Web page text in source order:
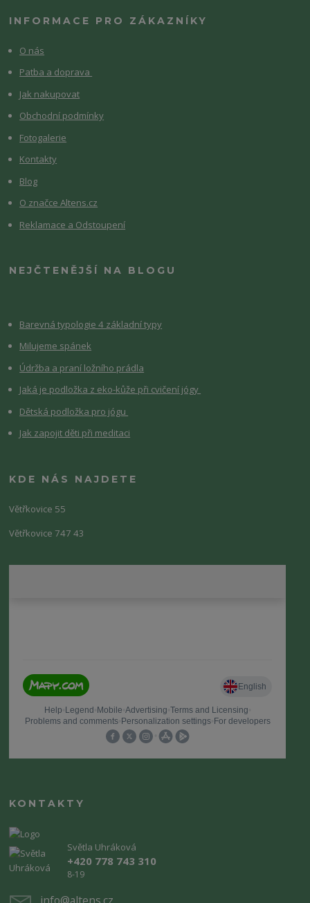
INFORMACE PRO ZÁKAZNÍKY
O nás
Patba a doprava
Jak nakupovat
Obchodní podmínky
Fotogalerie
Kontakty
Blog
O značce Altens.cz
Reklamace a Odstoupení
NEJČTENĚJŠÍ NA BLOGU
Barevná typologie 4 základní typy
Milujeme spánek
Údržba a praní ložního prádla
Jaká je podložka z eko-kůže při cvičení jógy
Dětská podložka pro jógu
Jak zapojit děti při meditaci
KDE NÁS NAJDETE
Větřkovice 55
Větřkovice 747 43
KONTAKTY
Světla Uhráková
+420 778 743 310
8-19